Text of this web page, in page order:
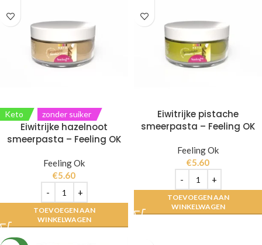
Keto zonder suiker
Eiwitrijke hazelnoot
smeerpasta – Feeling OK
Feeling Ok
€5.60
TOEVOEGEN AAN
WINKELWAGEN
Eiwitrijke pistache
smeerpasta – Feeling OK
Feeling Ok
€5.60
TOEVOEGEN AAN
WINKELWAGEN